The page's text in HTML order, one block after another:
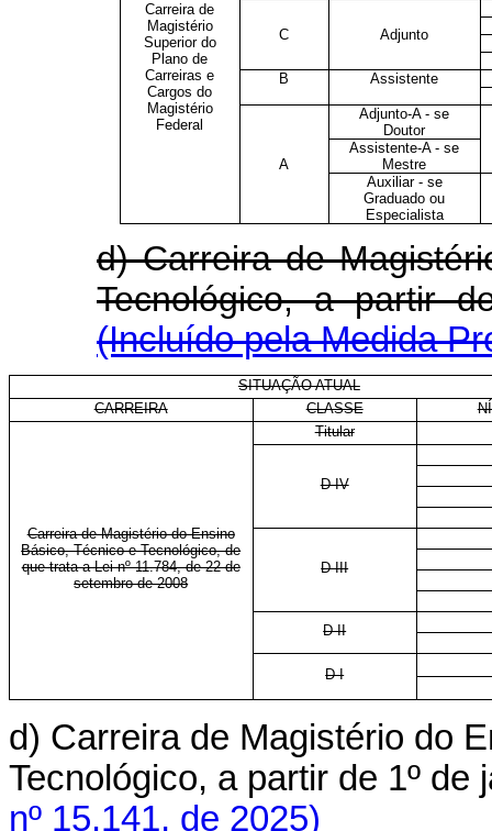
Carreira de
Magistério
Superior do
Plano de
Carreiras e
Cargos do
Magistério
Federal
C Adjunto
B Assistente
A
Adjunto-A - se
Doutor
Assistente-A - se
Mestre
Auxiliar - se
Graduado ou
Especialista
d) Carreira de
Tecnológico, a
(Incluído pela Medida
SITUAÇÃO ATUAL
CARREIRA
CLASSE
Carreira de Magistério do Ensino
Básico, Técnico e Tecnológico, de
que trata a Lei nº 11.784, de 22 de
setembro de 2008
Titular
D IV
D III
D II
D I
d) Carreira de Magistério do
Tecnológico, a partir de 1º
nº 15.141, de 2025)